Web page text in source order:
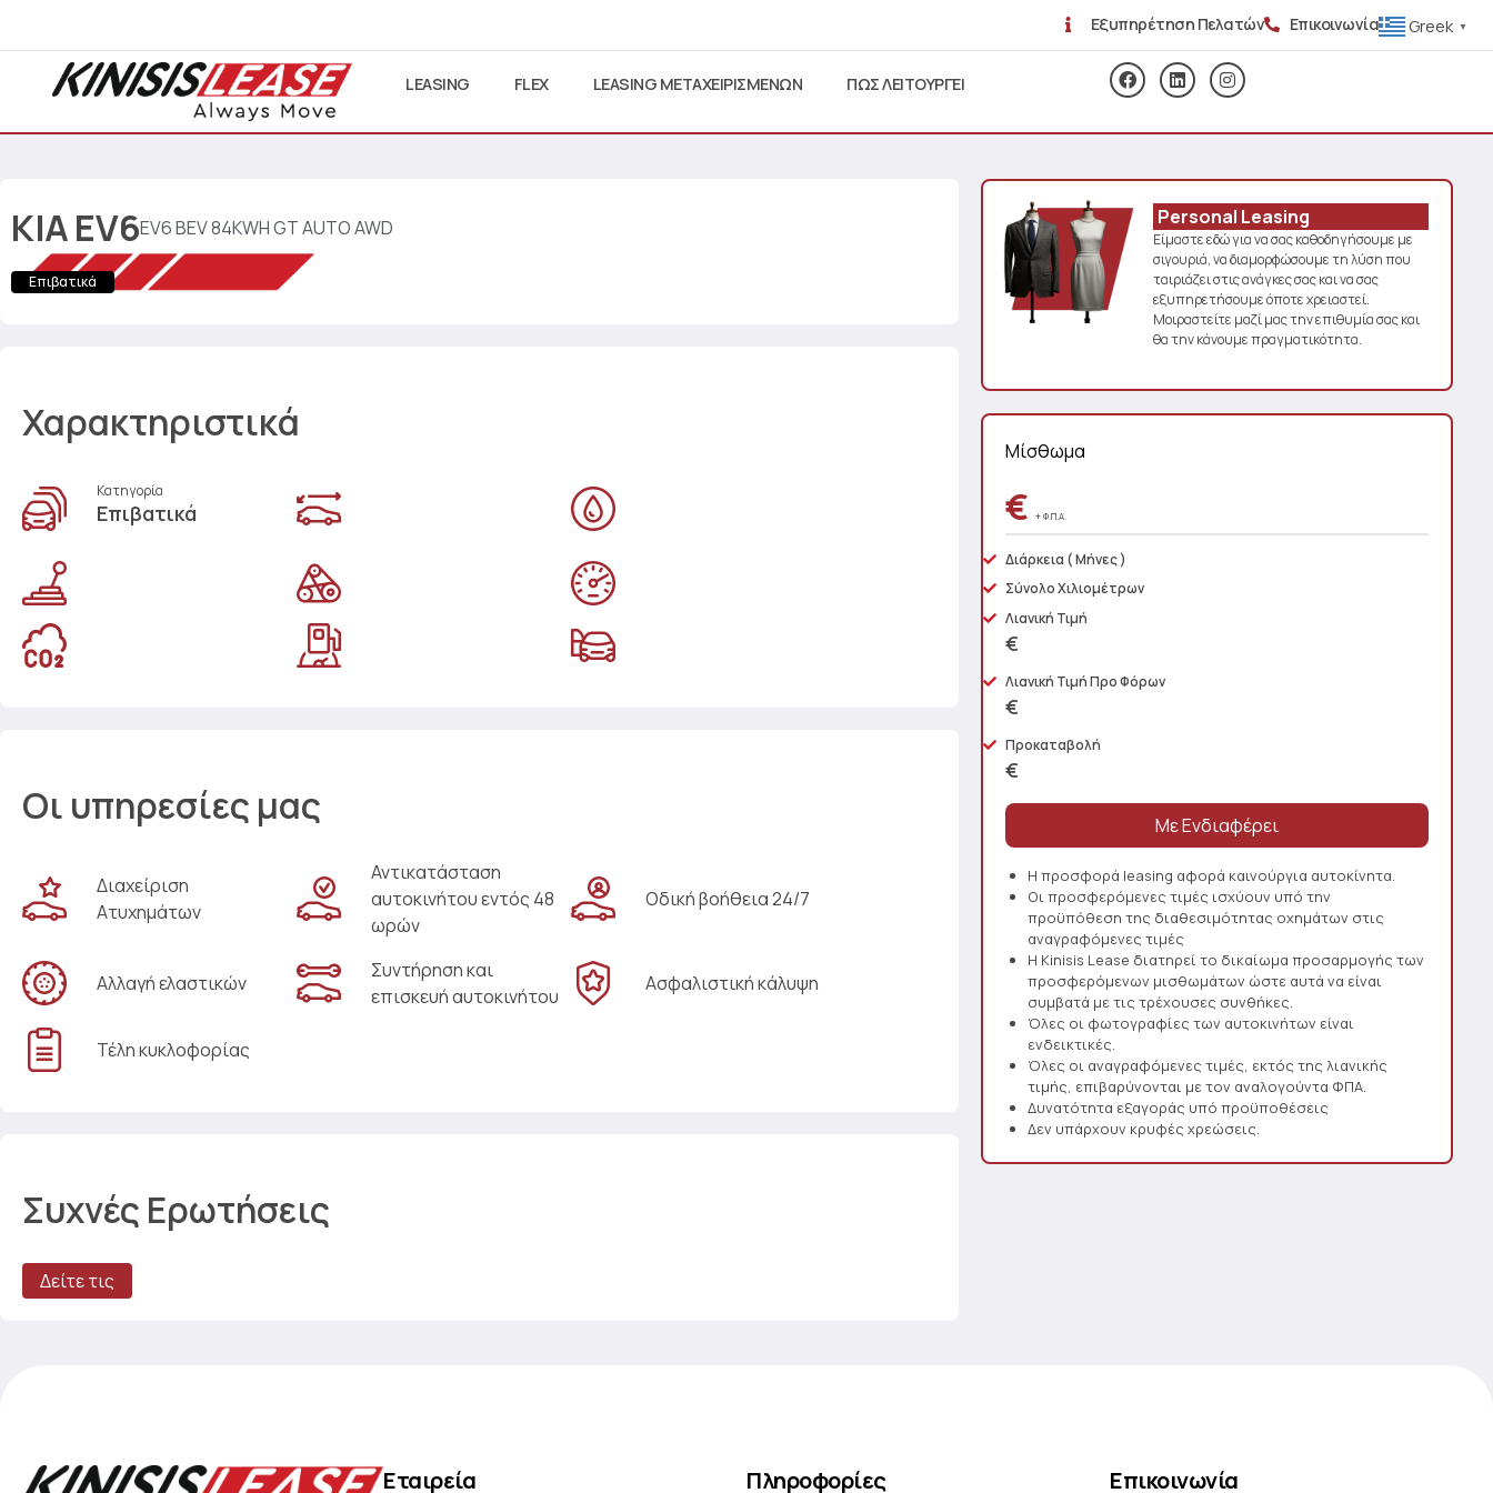
Εξυπηρέτηση Πελατών Επικοινωνία Greek ▼
LEASING FLEX LEASING ΜΕΤΑΧΕΙΡΙΣΜΕΝΩΝ ΠΩΣ ΛΕΙΤΟΥΡΓΕΙ
KIAEV6EV6 BEV 84KWH GT AUTO AWD
Επιβατικά
Χαρακτηριστικά
Κατηγορία
Επιβατικά
Οι υπηρεσίες μας
Διαχείριση
Ατυχημάτων
Αντικατάσταση
αυτοκινήτου εντός 48
ωρών
Οδική βοήθεια 24/7
Αλλαγή ελαστικών
Συντήρηση και
επισκευή αυτοκινήτου
Ασφαλιστική κάλυψη
Τέλη κυκλοφορίας
Συχνές Ερωτήσεις
Δείτε τις
Personal Leasing
Είμαστε εδώ για να σας καθοδηγήσουμε με
σιγουριά, να διαμορφώσουμε τη λύση που
ταιριάζει στις ανάγκες σας και να σας
εξυπηρετήσουμε όποτε χρειαστεί.
Μοιραστείτε μαζί μας την επιθυμία σας και
θα την κάνουμε πραγματικότητα.
Μίσθωμα
€+ Φ.Π.Α.
Διάρκεια ( Μήνες )
Σύνολο Χιλιομέτρων
Λιανική Τιμή
€
Λιανική Τιμή Προ Φόρων
€
Προκαταβολή
€
Η προσφορά leasing αφορά καινούργια αυτοκίνητα.
Οι προσφερόμενες τιμές ισχύουν υπό την
προϋπόθεση της διαθεσιμότητας οχημάτων στις
αναγραφόμενες τιμές
Η Kinisis Lease διατηρεί το δικαίωμα προσαρμογής των
προσφερόμενων μισθωμάτων ώστε αυτά να είναι
συμβατά με τις τρέχουσες συνθήκες.
Όλες οι φωτογραφίες των αυτοκινήτων είναι
ενδεικτικές.
Όλες οι αναγραφόμενες τιμές, εκτός της λιανικής
τιμής, επιβαρύνονται με τον αναλογούντα ΦΠΑ.
Δυνατότητα εξαγοράς υπό προϋποθέσεις
Δεν υπάρχουν κρυφές χρεώσεις.
Εταιρεία Πληροφορίες Επικοινωνία